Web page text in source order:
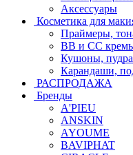
Аксессуары
Косметика для
Праймеры,
BB и CC
Кушоны, пудра
Карандаши,
РАСПРОДАЖА
Бренды
A'PIEU
ANSKIN
AYOUME
BAVIPHAT